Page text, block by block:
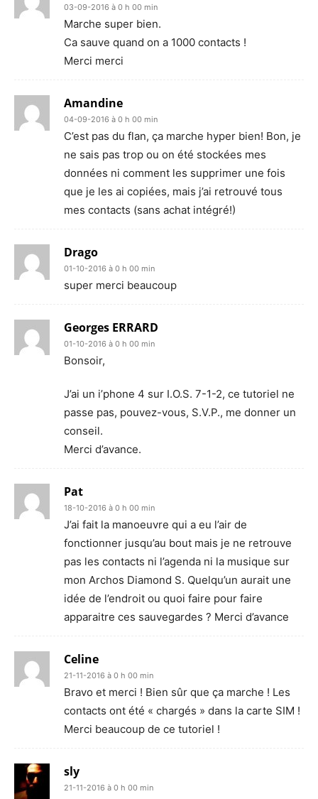
03-09-2016 à 0 h 00 min
Marche super bien.
Ca sauve quand on a 1000 contacts !
Merci merci
Amandine
04-09-2016 à 0 h 00 min
C’est pas du flan, ça marche hyper bien! Bon, je
ne sais pas trop ou on été stockées mes
données ni comment les supprimer une fois
que je les ai copiées, mais j’ai retrouvé tous
mes contacts (sans achat intégré!)
Drago
01-10-2016 à 0 h 00 min
super merci beaucoup
Georges ERRARD
01-10-2016 à 0 h 00 min
Bonsoir,
J’ai un i’phone 4 sur I.O.S. 7-1-2, ce tutoriel ne
passe pas, pouvez-vous, S.V.P., me donner un
conseil.
Merci d’avance.
Pat
18-10-2016 à 0 h 00 min
J’ai fait la manoeuvre qui a eu l’air de
fonctionner jusqu’au bout mais je ne retrouve
pas les contacts ni l’agenda ni la musique sur
mon Archos Diamond S. Quelqu’un aurait une
idée de l’endroit ou quoi faire pour faire
apparaitre ces sauvegardes ? Merci d’avance
Celine
21-11-2016 à 0 h 00 min
Bravo et merci ! Bien sûr que ça marche ! Les
contacts ont été « chargés » dans la carte SIM !
Merci beaucoup de ce tutoriel !
sly
21-11-2016 à 0 h 00 min